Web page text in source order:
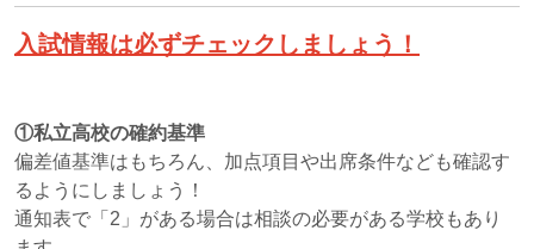
入試情報は必ずチェックしましょう！
①私立高校の確約基準
偏差値基準はもちろん、加点項目や出席条件なども確認す
るようにしましょう！
通知表で「2」がある場合は相談の必要がある学校もあり